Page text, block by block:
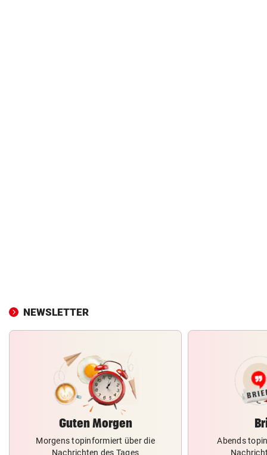
NEWSLETTER
Guten Morgen
Morgens topinformiert über die
Nachrichten des Tages
Abends